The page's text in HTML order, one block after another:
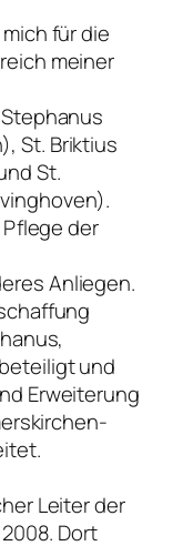
für die
meiner
St. Briktius
St.
der
Anliegen.
und
Erweiterung
Leiter der
Dort